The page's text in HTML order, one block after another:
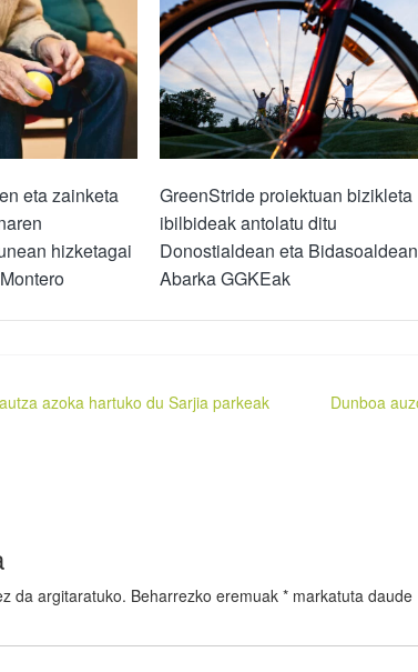
eta zainketa
hizketagai
GreenStride proiektuan bizikleta
ibilbideak antolatu ditu
Donostialdean eta Bidasoaldean
Abarka GGKEak
azoka hartuko du Sarjia parkeak
Dunboa
da argitaratuko. Beharrezko eremuak * markatuta daude